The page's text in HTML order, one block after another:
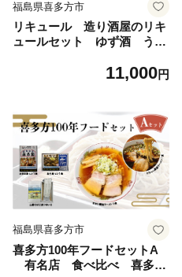
福島県喜多方市
リキュール 造り酒屋のリキ
ュールセット ゆず酒 うめ
本） 飲み比べ セット ギ
11,000円
福島県喜多方市
喜多方100年フードセットA
有名店 食べ比べ 喜多方